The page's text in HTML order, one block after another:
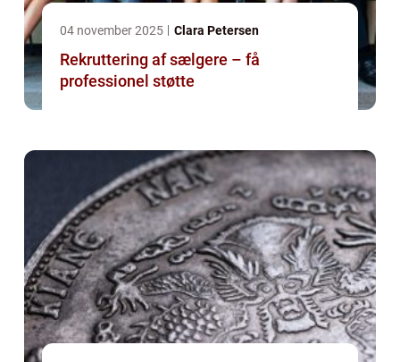
04 november 2025 Clara Petersen
Rekruttering af sælgere – få
professionel støtte